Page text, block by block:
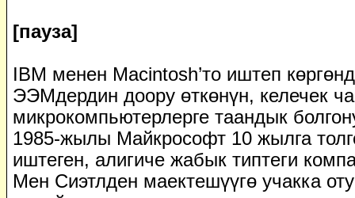
[пауза]
IBM менен Macintosh’то иштеп
ЭЭМдердин доору өткөнүн, келечек
микрокомпьютерлерге таандык
1985-жылы Майкрософт 10 жылга
иштеген, алигиче жабык типтеги
Мен Сиэтлден маектешүүгө учакка